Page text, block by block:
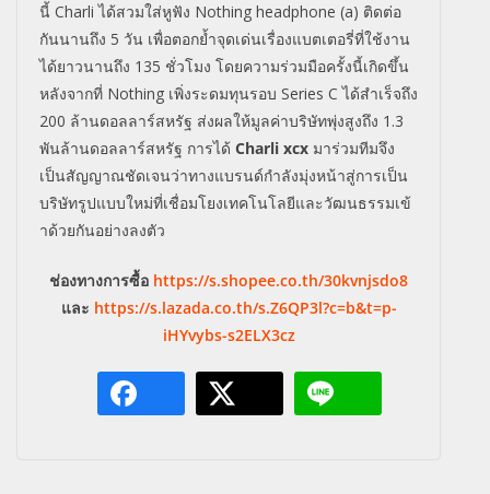
นี้ Charliได้สวมใส่หูฟัง Nothing headphone (a) ติดต่อ
กันนานถึง 5 วัน เพื่อตอกย้ำจุดเด่นเรื่องแบตเตอรี่ที่ใช้งาน
ได้ยาวนานถึง 135 ชั่วโมง โดยความร่วมมือครั้งนี้เกิดขึ้น
หลังจากที่ Nothing เพิ่งระดมทุนรอบ Series Cได้สำเร็จถึง
200 ล้านดอลลาร์สหรัฐ ส่งผลให้มูลค่าบริษัทพุ่งสูงถึง 1.3
พันล้านดอลลาร์สหรัฐ การได้ Charli xcx มาร่วมทีมจึง
เป็นสัญญาณชัดเจนว่าทางแบรนด์กำลังมุ่งหน้าสู่การเป็น
บริษัทรูปแบบใหม่ที่เชื่อมโยงเทคโนโลยีและวัฒนธรรมเข้
าด้วยกันอย่างลงตัว
ช่องทางการซื้อ https://s.shopee.co.th/30kvnjsdo8
และ https://s.lazada.co.th/s.Z6QP3l?c=b&t=p-
iHYvybs-s2ELX3cz